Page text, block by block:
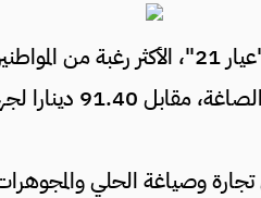
بلغ سعر بيع غرام الذهب "عيار 21"،
وصياغة الحلي